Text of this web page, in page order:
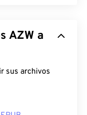
sus archivos